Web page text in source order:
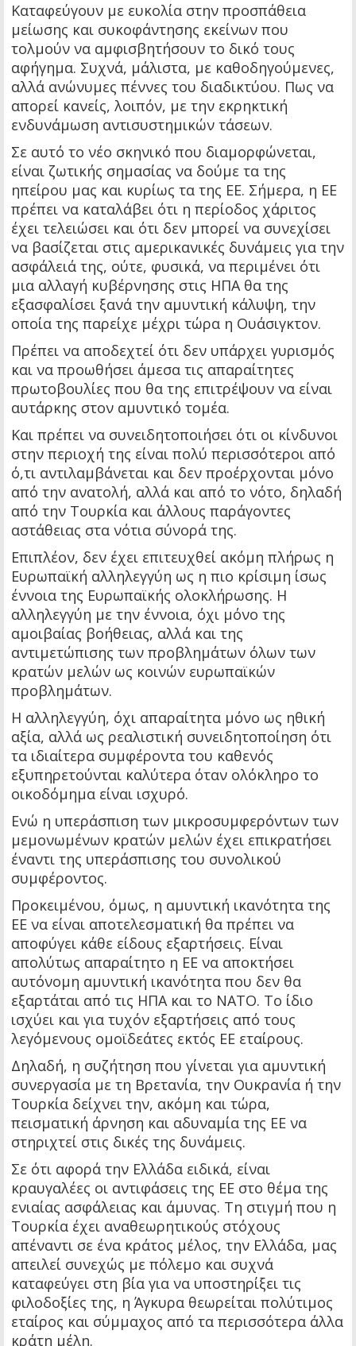
Καταφεύγουν με ευκολία στην προσπάθεια
μείωσης και συκοφάντησης εκείνων που
τολμούν να αμφισβητήσουν το δικό τους
αφήγημα. Συχνά, μάλιστα, με καθοδηγούμενες,
αλλά ανώνυμες πέννες του διαδικτύου. Πως να
απορεί κανείς, λοιπόν, με την εκρηκτική
ενδυνάμωση αντισυστημικών τάσεων.
Σε αυτό το νέο σκηνικό που διαμορφώνεται,
είναι ζωτικής σημασίας να δούμε τα της
ηπείρου μας και κυρίως τα της ΕΕ. Σήμερα, η ΕΕ
πρέπει να καταλάβει ότι η περίοδος χάριτος
έχει τελειώσει και ότι δεν μπορεί να συνεχίσει
να βασίζεται στις αμερικανικές δυνάμεις για την
ασφάλειά της, ούτε, φυσικά, να περιμένει ότι
μια αλλαγή κυβέρνησης στις ΗΠΑ θα της
εξασφαλίσει ξανά την αμυντική κάλυψη, την
οποία της παρείχε μέχρι τώρα η Ουάσιγκτον.
Πρέπει να αποδεχτεί ότι δεν υπάρχει γυρισμός
και να προωθήσει άμεσα τις απαραίτητες
πρωτοβουλίες που θα της επιτρέψουν να είναι
αυτάρκης στον αμυντικό τομέα.
Και πρέπει να συνειδητοποιήσει ότι οι κίνδυνοι
στην περιοχή της είναι πολύ περισσότεροι από
ό,τι αντιλαμβάνεται και δεν προέρχονται μόνο
από την ανατολή, αλλά και από το νότο, δηλαδή
από την Τουρκία και άλλους παράγοντες
αστάθειας στα νότια σύνορά της.
Επιπλέον, δεν έχει επιτευχθεί ακόμη πλήρως η
Ευρωπαϊκή αλληλεγγύη ως η πιο κρίσιμη ίσως
έννοια της Ευρωπαϊκής ολοκλήρωσης. Η
αλληλεγγύη με την έννοια, όχι μόνο της
αμοιβαίας βοήθειας, αλλά και της
αντιμετώπισης των προβλημάτων όλων των
κρατών μελών ως κοινών ευρωπαϊκών
προβλημάτων.
Η αλληλεγγύη, όχι απαραίτητα μόνο ως ηθική
αξία, αλλά ως ρεαλιστική συνειδητοποίηση ότι
τα ιδιαίτερα συμφέροντα του καθενός
εξυπηρετούνται καλύτερα όταν ολόκληρο το
οικοδόμημα είναι ισχυρό.
Ενώ η υπεράσπιση των μικροσυμφερόντων των
μεμονωμένων κρατών μελών έχει επικρατήσει
έναντι της υπεράσπισης του συνολικού
συμφέροντος.
Προκειμένου, όμως, η αμυντική ικανότητα της
ΕΕ να είναι αποτελεσματική θα πρέπει να
αποφύγει κάθε είδους εξαρτήσεις. Είναι
απολύτως απαραίτητο η ΕΕ να αποκτήσει
αυτόνομη αμυντική ικανότητα που δεν θα
εξαρτάται από τις ΗΠΑ και το ΝΑΤΟ. Το ίδιο
ισχύει και για τυχόν εξαρτήσεις από τους
λεγόμενους ομοϊδεάτες εκτός ΕΕ εταίρους.
Δηλαδή, η συζήτηση που γίνεται για αμυντική
συνεργασία με τη Βρετανία, την Ουκρανία ή την
Τουρκία δείχνει την, ακόμη και τώρα,
πεισματική άρνηση και αδυναμία της ΕΕ να
στηριχτεί στις δικές της δυνάμεις.
Σε ότι αφορά την Ελλάδα ειδικά, είναι
κραυγαλέες οι αντιφάσεις της ΕΕ στο θέμα της
ενιαίας ασφάλειας και άμυνας. Τη στιγμή που η
Τουρκία έχει αναθεωρητικούς στόχους
απέναντι σε ένα κράτος μέλος, την Ελλάδα, μας
απειλεί συνεχώς με πόλεμο και συχνά
καταφεύγει στη βία για να υποστηρίξει τις
φιλοδοξίες της, η Άγκυρα θεωρείται πολύτιμος
εταίρος και σύμμαχος από τα περισσότερα άλλα
κράτη μέλη.